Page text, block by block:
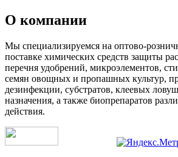
О компании
Мы специализируемся на оптово-
поставке химических средств защиты
перечня удобрений, микроэлементов,
семян овощных и пропашных культур,
дезинфекции, субстратов, клеевых
назначения, а также биопрепаратов
действия.